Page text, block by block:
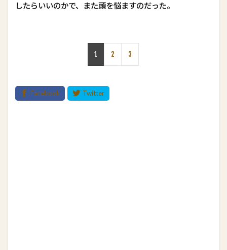
したらいいのかで、また頭を悩ますのだった。
1 2 3